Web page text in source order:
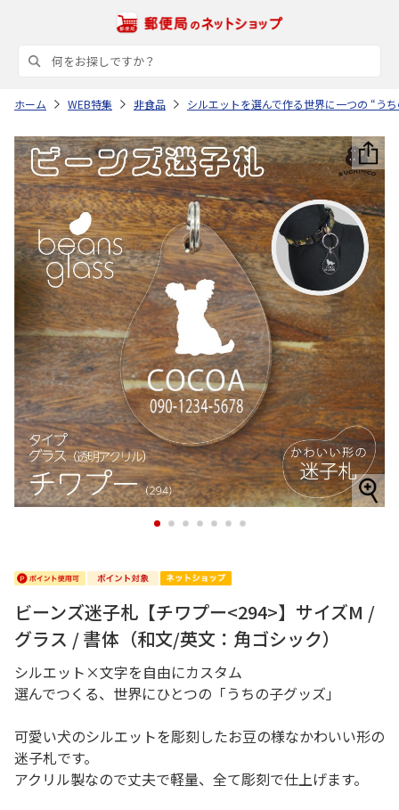
ホーム WEB特集 非食品 シルエットを選んで作る世界に一つの “う
1 2 3 4 5 6 7
ビーンズ迷子札【チワプー<294>】サイズM /
グラス / 書体（和文/英文：角ゴシック）
シルエット×文字を自由にカスタム
選んでつくる、世界にひとつの「うちの子グッズ」
可愛い犬のシルエットを彫刻したお豆の様なかわいい形の
迷子札です。
アクリル製なので丈夫で軽量、全て彫刻で仕上げます。